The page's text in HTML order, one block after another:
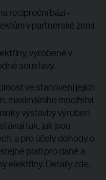
reciproční bázi -
v partnerské zemi
vyrobené v
soustavy.
ve stanovení jejích
maximálního množství
výstavby výroben
tak, jak jsou
a pro účely dohody o
platí pro daně a
elektřiny. Detaily zde.